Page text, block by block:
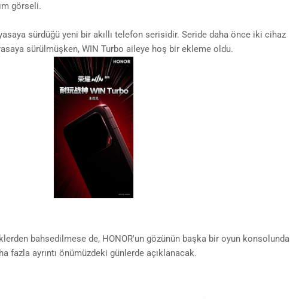
görseli.
sürdüğü yeni bir akıllı telefon serisidir. Seride daha önce iki cihaz
sürülmüşken, WIN Turbo aileye hoş bir ekleme oldu.
bahsedilmese de, HONOR'un gözünün başka bir oyun konsolunda
fazla ayrıntı önümüzdeki günlerde açıklanacak.